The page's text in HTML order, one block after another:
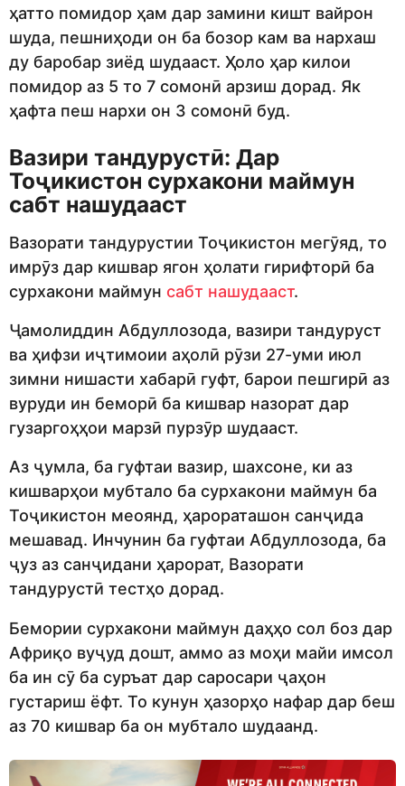
ҳатто помидор ҳам дар замини кишт вайрон
шуда, пешниҳоди он ба бозор кам ва нархаш
ду баробар зиёд шудааст. Ҳоло ҳар килои
помидор аз 5 то 7 сомонӣ арзиш дорад. Як
ҳафта пеш нархи он 3 сомонӣ буд.
Вазири тандурустӣ: Дар
Тоҷикистон сурхакони маймун
сабт нашудааст
Вазорати тандурустии Тоҷикистон мегӯяд, то
имрӯз дар кишвар ягон ҳолати гирифторӣ ба
сурхакони маймун сабт нашудааст.
Ҷамолиддин Абдуллозода, вазири тандуруст
ва ҳифзи иҷтимоии аҳолӣ рӯзи 27-уми июл
зимни нишасти хабарӣ гуфт, барои пешгирӣ аз
вуруди ин беморӣ ба кишвар назорат дар
гузаргоҳҳои марзӣ пурзӯр шудааст.
Аз ҷумла, ба гуфтаи вазир, шахсоне, ки аз
кишварҳои мубтало ба сурхакони маймун ба
Тоҷикистон меоянд, ҳарораташон санҷида
мешавад. Инчунин ба гуфтаи Абдуллозода, ба
ҷуз аз санҷидани ҳарорат, Вазорати
тандурустӣ тестҳо дорад.
Бемории сурхакони маймун даҳҳо сол боз дар
Африқо вуҷуд дошт, аммо аз моҳи майи имсол
ба ин сӯ ба суръат дар саросари ҷаҳон
густариш ёфт. То кунун ҳазорҳо нафар дар беш
аз 70 кишвар ба он мубтало шудаанд.